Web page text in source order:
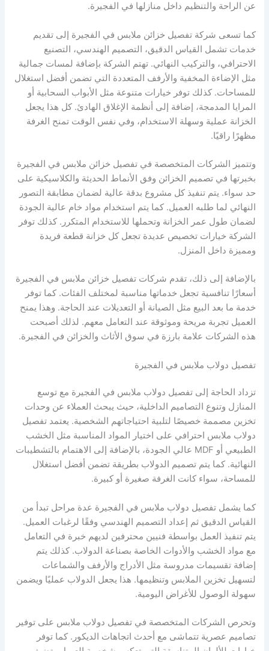
عن الراحة والتنظيم داخل منازلها في الفجيرة.
كما تسعى شركة تفصيل خزائن ملابس في الفجيرة إلى تقديم
خدمات تشمل القياس الدقيق، التصميم الهندسي، التصنيع
الاحترافي، والتركيب النهائي. تهتم الشركة بإضافة لمسات جمالية
مثل الإضاءة المخفية والأرفف المتعددة التي تضمن أفضل استغلال
للمساحات. كذلك توفر خيارات متنوعة مثل الأبواب السحابية أو
المرايا المدمجة، إضافة إلى أنظمة الإغلاق الهادئ. كل هذا يجعل
الخزانة عملية وسهلة الاستخدام، وفي نفس الوقت تمنح الغرفة
مظهرًا راقيًا.
وتتميز الشركات المتخصصة في تفصيل خزائن ملابس في الفجيرة
بخبرتها في تصميم الخزائن وفق الأنماط الحديثة والكلاسيكية على
حد سواء. يتم تنفيذ كل مشروع بدقة عالية لضمان مطابقة التصور
النهائي لما طلبه العميل. كما يتم استخدام مواد خام عالية الجودة
لضمان طول عمر الخزانة وتحملها للاستخدام المتكرر. كذلك توفر
الشركة خيارات تخصيص عديدة تجعل كل خزانة قطعة فريدة
ومميزة داخل المنزل.
بالإضافة إلى ذلك، تقدم شركات تفصيل خزائن ملابس في الفجيرة
أسعارًا تنافسية تجعل خدماتها مناسبة لمختلف الفئات. كما توفر
خدمة ما بعد البيع مثل الصيانة أو التعديلات عند الحاجة. وهذا يمنح
العميل تجربة مريحة وموثوقة عند التعامل معهم. لذلك أصبحت
هذه الشركات علامة بارزة في سوق الأثاث والخزائن في الفجيرة.
تفصيل دولاب ملابس في الفجيرة
تزداد الحاجة إلى تفصيل دولاب ملابس في الفجيرة مع توسع
المنازل وتنوع التصاميم الداخلية، حيث يبحث العملاء عن وحدات
تخزين مصممة خصيصًا لتلبية احتياجاتهم الشخصية. يعتمد تفصيل
دولاب ملابس احترافي على اختيار المواد المناسبة مثل الخشب
الطبيعي أو MDF عالي الجودة، بالإضافة إلى الاهتمام بالتشطيبات
النهائية. كما يتم تصميم الدولاب بطريقة تضمن أفضل استغلال
للمساحة، سواء كانت الغرفة صغيرة أو كبيرة.
كما يشمل تفصيل دولاب ملابس في الفجيرة عدة مراحل تبدأ من
القياس الدقيق ثم إعداد التصميم الهندسي وفقًا لرغبات العميل.
يتم تنفيذ العمل بواسطة فنيين محترفين لديهم خبرة في التعامل
مع مواد الخشب والأدوات الخاصة بصناعة الدولاب. كذلك يتم
إضافة تقسيمات مدروسة مثل الأدراج والأرفف والشماعات
لتسهيل تخزين الملابس وتنظيمها. هذا يجعل الدولاب عمليًا ويضمن
سهولة الوصول للأغراض اليومية.
وتحرص الشركات المتخصصة في تفصيل دولاب ملابس على توفير
تصاميم عصرية تتماشى مع أحدث اتجاهات الديكور. كما توفر